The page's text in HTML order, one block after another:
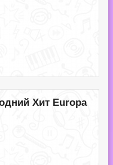
Хит Europa